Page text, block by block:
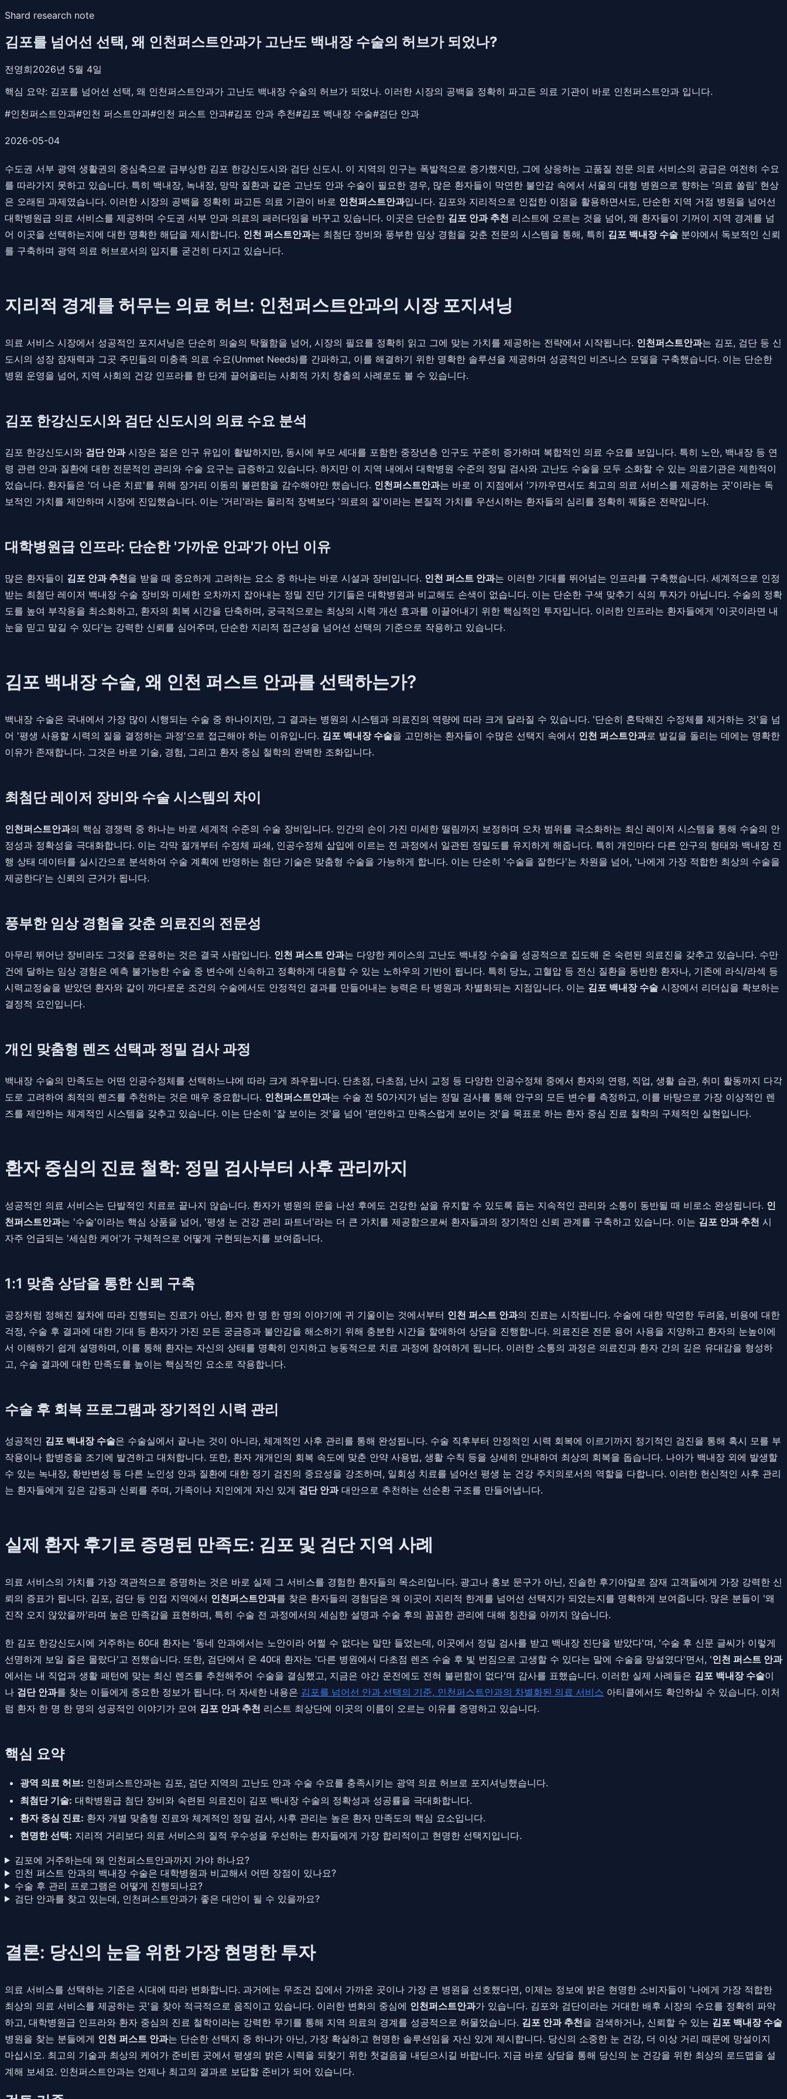
Shard research note
김포를 넘어선 선택, 왜 인천퍼스트안과가 고난도 백내장 수술의 허브가 되었나?
전영희2026년 5월 4일
핵심 요약: 김포를 넘어선 선택, 왜 인천퍼스트안과가 고난도 백내장 수술의 허브가 되었나. 이러한 시장의 공백을 정확히 파고든 의료 기관이 바로 인천퍼스트안과 입니다.
#인천퍼스트안과#인천 퍼스트안과#인천 퍼스트 안과#김포 안과 추천#김포 백내장 수술#검단 안과
2026-05-04
수도권 서부 광역 생활권의 중심축으로 급부상한 김포 한강신도시와 검단 신도시. 이 지역의 인구는 폭발적으로 증가했지만, 그에 상응하는 고품질 전문 의료 서비스의 공급은 여전히 수요
를 따라가지 못하고 있습니다. 특히 백내장, 녹내장, 망막 질환과 같은 고난도 안과 수술이 필요한 경우, 많은 환자들이 막연한 불안감 속에서 서울의 대형 병원으로 향하는 '의료 쏠림' 현상
은 오래된 과제였습니다. 이러한 시장의 공백을 정확히 파고든 의료 기관이 바로 인천퍼스트안과입니다. 김포와 지리적으로 인접한 이점을 활용하면서도, 단순한 지역 거점 병원을 넘어선
대학병원급 의료 서비스를 제공하며 수도권 서부 안과 의료의 패러다임을 바꾸고 있습니다. 이곳은 단순한 김포 안과 추천 리스트에 오르는 것을 넘어, 왜 환자들이 기꺼이 지역 경계를 넘
어 이곳을 선택하는지에 대한 명확한 해답을 제시합니다. 인천 퍼스트안과는 최첨단 장비와 풍부한 임상 경험을 갖춘 전문의 시스템을 통해, 특히 김포 백내장 수술 분야에서 독보적인 신뢰
를 구축하며 광역 의료 허브로서의 입지를 굳건히 다지고 있습니다.
지리적 경계를 허무는 의료 허브: 인천퍼스트안과의 시장 포지셔닝
의료 서비스 시장에서 성공적인 포지셔닝은 단순히 의술의 탁월함을 넘어, 시장의 필요를 정확히 읽고 그에 맞는 가치를 제공하는 전략에서 시작됩니다. 인천퍼스트안과는 김포, 검단 등 신
도시의 성장 잠재력과 그곳 주민들의 미충족 의료 수요(Unmet Needs)를 간파하고, 이를 해결하기 위한 명확한 솔루션을 제공하며 성공적인 비즈니스 모델을 구축했습니다. 이는 단순한
병원 운영을 넘어, 지역 사회의 건강 인프라를 한 단계 끌어올리는 사회적 가치 창출의 사례로도 볼 수 있습니다.
김포 한강신도시와 검단 신도시의 의료 수요 분석
김포 한강신도시와 검단 안과시장은 젊은 인구 유입이 활발하지만, 동시에 부모 세대를 포함한 중장년층 인구도 꾸준히 증가하며 복합적인 의료 수요를 보입니다. 특히 노안, 백내장 등 연
령 관련 안과 질환에 대한 전문적인 관리와 수술 요구는 급증하고 있습니다. 하지만 이 지역 내에서 대학병원 수준의 정밀 검사와 고난도 수술을 모두 소화할 수 있는 의료기관은 제한적이
었습니다. 환자들은 '더 나은 치료'를 위해 장거리 이동의 불편함을 감수해야만 했습니다. 인천퍼스트안과는 바로 이 지점에서 '가까우면서도 최고의 의료 서비스를 제공하는 곳'이라는 독
보적인 가치를 제안하며 시장에 진입했습니다. 이는 '거리'라는 물리적 장벽보다 '의료의 질'이라는 본질적 가치를 우선시하는 환자들의 심리를 정확히 꿰뚫은 전략입니다.
대학병원급 인프라: 단순한 '가까운 안과'가 아닌 이유
많은 환자들이 김포 안과 추천을 받을 때 중요하게 고려하는 요소 중 하나는 바로 시설과 장비입니다. 인천 퍼스트 안과는 이러한 기대를 뛰어넘는 인프라를 구축했습니다. 세계적으로 인정
받는 최첨단 레이저 백내장 수술 장비와 미세한 오차까지 잡아내는 정밀 진단 기기들은 대학병원과 비교해도 손색이 없습니다. 이는 단순한 구색 맞추기 식의 투자가 아닙니다. 수술의 정확
도를 높여 부작용을 최소화하고, 환자의 회복 시간을 단축하며, 궁극적으로는 최상의 시력 개선 효과를 이끌어내기 위한 핵심적인 투자입니다. 이러한 인프라는 환자들에게 '이곳이라면 내
눈을 믿고 맡길 수 있다'는 강력한 신뢰를 심어주며, 단순한 지리적 접근성을 넘어선 선택의 기준으로 작용하고 있습니다.
김포 백내장 수술, 왜 인천 퍼스트 안과를 선택하는가?
백내장 수술은 국내에서 가장 많이 시행되는 수술 중 하나이지만, 그 결과는 병원의 시스템과 의료진의 역량에 따라 크게 달라질 수 있습니다. '단순히 혼탁해진 수정체를 제거하는 것'을 넘
어 '평생 사용할 시력의 질을 결정하는 과정'으로 접근해야 하는 이유입니다. 김포 백내장 수술을 고민하는 환자들이 수많은 선택지 속에서 인천 퍼스트안과로 발길을 돌리는 데에는 명확한
이유가 존재합니다. 그것은 바로 기술, 경험, 그리고 환자 중심 철학의 완벽한 조화입니다.
최첨단 레이저 장비와 수술 시스템의 차이
인천퍼스트안과의 핵심 경쟁력 중 하나는 바로 세계적 수준의 수술 장비입니다. 인간의 손이 가진 미세한 떨림까지 보정하며 오차 범위를 극소화하는 최신 레이저 시스템을 통해 수술의 안
정성과 정확성을 극대화합니다. 이는 각막 절개부터 수정체 파쇄, 인공수정체 삽입에 이르는 전 과정에서 일관된 정밀도를 유지하게 해줍니다. 특히 개인마다 다른 안구의 형태와 백내장 진
행 상태 데이터를 실시간으로 분석하여 수술 계획에 반영하는 첨단 기술은 맞춤형 수술을 가능하게 합니다. 이는 단순히 '수술을 잘한다'는 차원을 넘어, '나에게 가장 적합한 최상의 수술을
제공한다'는 신뢰의 근거가 됩니다.
풍부한 임상 경험을 갖춘 의료진의 전문성
아무리 뛰어난 장비라도 그것을 운용하는 것은 결국 사람입니다. 인천 퍼스트 안과는 다양한 케이스의 고난도 백내장 수술을 성공적으로 집도해 온 숙련된 의료진을 갖추고 있습니다. 수만
건에 달하는 임상 경험은 예측 불가능한 수술 중 변수에 신속하고 정확하게 대응할 수 있는 노하우의 기반이 됩니다. 특히 당뇨, 고혈압 등 전신 질환을 동반한 환자나, 기존에 라식/라섹 등
시력교정술을 받았던 환자와 같이 까다로운 조건의 수술에서도 안정적인 결과를 만들어내는 능력은 타 병원과 차별화되는 지점입니다. 이는 김포 백내장 수술 시장에서 리더십을 확보하는
결정적 요인입니다.
개인 맞춤형 렌즈 선택과 정밀 검사 과정
백내장 수술의 만족도는 어떤 인공수정체를 선택하느냐에 따라 크게 좌우됩니다. 단초점, 다초점, 난시 교정 등 다양한 인공수정체 중에서 환자의 연령, 직업, 생활 습관, 취미 활동까지 다각
도로 고려하여 최적의 렌즈를 추천하는 것은 매우 중요합니다. 인천퍼스트안과는 수술 전 50가지가 넘는 정밀 검사를 통해 안구의 모든 변수를 측정하고, 이를 바탕으로 가장 이상적인 렌
즈를 제안하는 체계적인 시스템을 갖추고 있습니다. 이는 단순히 '잘 보이는 것'을 넘어 '편안하고 만족스럽게 보이는 것'을 목표로 하는 환자 중심 진료 철학의 구체적인 실현입니다.
환자 중심의 진료 철학: 정밀 검사부터 사후 관리까지
성공적인 의료 서비스는 단발적인 치료로 끝나지 않습니다. 환자가 병원의 문을 나선 후에도 건강한 삶을 유지할 수 있도록 돕는 지속적인 관리와 소통이 동반될 때 비로소 완성됩니다. 인
천퍼스트안과는 '수술'이라는 핵심 상품을 넘어, '평생 눈 건강 관리 파트너'라는 더 큰 가치를 제공함으로써 환자들과의 장기적인 신뢰 관계를 구축하고 있습니다. 이는 김포 안과 추천 시
자주 언급되는 '세심한 케어'가 구체적으로 어떻게 구현되는지를 보여줍니다.
1:1 맞춤 상담을 통한 신뢰 구축
공장처럼 정해진 절차에 따라 진행되는 진료가 아닌, 환자 한 명 한 명의 이야기에 귀 기울이는 것에서부터 인천 퍼스트 안과의 진료는 시작됩니다. 수술에 대한 막연한 두려움, 비용에 대한
걱정, 수술 후 결과에 대한 기대 등 환자가 가진 모든 궁금증과 불안감을 해소하기 위해 충분한 시간을 할애하여 상담을 진행합니다. 의료진은 전문 용어 사용을 지양하고 환자의 눈높이에
서 이해하기 쉽게 설명하며, 이를 통해 환자는 자신의 상태를 명확히 인지하고 능동적으로 치료 과정에 참여하게 됩니다. 이러한 소통의 과정은 의료진과 환자 간의 깊은 유대감을 형성하
고, 수술 결과에 대한 만족도를 높이는 핵심적인 요소로 작용합니다.
수술 후 회복 프로그램과 장기적인 시력 관리
성공적인 김포 백내장 수술은 수술실에서 끝나는 것이 아니라, 체계적인 사후 관리를 통해 완성됩니다. 수술 직후부터 안정적인 시력 회복에 이르기까지 정기적인 검진을 통해 혹시 모를 부
작용이나 합병증을 조기에 발견하고 대처합니다. 또한, 환자 개개인의 회복 속도에 맞춘 안약 사용법, 생활 수칙 등을 상세히 안내하여 최상의 회복을 돕습니다. 나아가 백내장 외에 발생할
수 있는 녹내장, 황반변성 등 다른 노인성 안과 질환에 대한 정기 검진의 중요성을 강조하며, 일회성 치료를 넘어선 평생 눈 건강 주치의로서의 역할을 다합니다. 이러한 헌신적인 사후 관리
는 환자들에게 깊은 감동과 신뢰를 주며, 가족이나 지인에게 자신 있게 검단 안과대안으로 추천하는 선순환 구조를 만들어냅니다.
실제 환자 후기로 증명된 만족도: 김포 및 검단 지역 사례
의료 서비스의 가치를 가장 객관적으로 증명하는 것은 바로 실제 그 서비스를 경험한 환자들의 목소리입니다. 광고나 홍보 문구가 아닌, 진솔한 후기야말로 잠재 고객들에게 가장 강력한 신
뢰의 증표가 됩니다. 김포, 검단 등 인접 지역에서 인천퍼스트안과를 찾은 환자들의 경험담은 왜 이곳이 지리적 한계를 넘어선 선택지가 되었는지를 명확하게 보여줍니다. 많은 분들이 '왜
진작 오지 않았을까'라며 높은 만족감을 표현하며, 특히 수술 전 과정에서의 세심한 설명과 수술 후의 꼼꼼한 관리에 대해 칭찬을 아끼지 않습니다.
한 김포 한강신도시에 거주하는 60대 환자는 '동네 안과에서는 노안이라 어쩔 수 없다는 말만 들었는데, 이곳에서 정밀 검사를 받고 백내장 진단을 받았다'며, '수술 후 신문 글씨가 이렇게
선명하게 보일 줄은 몰랐다'고 전했습니다. 또한, 검단에서 온 40대 환자는 '다른 병원에서 다초점 렌즈 수술 후 빛 번짐으로 고생할 수 있다는 말에 수술을 망설였다'면서, '인천 퍼스트 안과
에서는 내 직업과 생활 패턴에 맞는 최신 렌즈를 추천해주어 수술을 결심했고, 지금은 야간 운전에도 전혀 불편함이 없다'며 감사를 표했습니다. 이러한 실제 사례들은 김포 백내장 수술이
나 검단 안과를 찾는 이들에게 중요한 정보가 됩니다. 더 자세한 내용은 김포를 넘어선 안과 선택의 기준, 인천퍼스트안과의 차별화된 의료 서비스 아티클에서도 확인하실 수 있습니다. 이처
럼 환자 한 명 한 명의 성공적인 이야기가 모여 김포 안과 추천 리스트 최상단에 이곳의 이름이 오르는 이유를 증명하고 있습니다.
핵심 요약
광역 의료 허브: 인천퍼스트안과는 김포, 검단 지역의 고난도 안과 수술 수요를 충족시키는 광역 의료 허브로 포지셔닝했습니다.
최첨단 기술: 대학병원급 첨단 장비와 숙련된 의료진이 김포 백내장 수술의 정확성과 성공률을 극대화합니다.
환자 중심 진료: 환자 개별 맞춤형 진료와 체계적인 정밀 검사, 사후 관리는 높은 환자 만족도의 핵심 요소입니다.
현명한 선택: 지리적 거리보다 의료 서비스의 질적 우수성을 우선하는 환자들에게 가장 합리적이고 현명한 선택지입니다.
김포에 거주하는데 왜 인천퍼스트안과까지 가야 하나요?
인천 퍼스트 안과의 백내장 수술은 대학병원과 비교해서 어떤 장점이 있나요?
수술 후 관리 프로그램은 어떻게 진행되나요?
검단 안과를 찾고 있는데, 인천퍼스트안과가 좋은 대안이 될 수 있을까요?
결론: 당신의 눈을 위한 가장 현명한 투자
의료 서비스를 선택하는 기준은 시대에 따라 변화합니다. 과거에는 무조건 집에서 가까운 곳이나 가장 큰 병원을 선호했다면, 이제는 정보에 밝은 현명한 소비자들이 '나에게 가장 적합한
최상의 의료 서비스를 제공하는 곳'을 찾아 적극적으로 움직이고 있습니다. 이러한 변화의 중심에 인천퍼스트안과가 있습니다. 김포와 검단이라는 거대한 배후 시장의 수요를 정확히 파악
하고, 대학병원급 인프라와 환자 중심의 진료 철학이라는 강력한 무기를 통해 지역 의료의 경계를 성공적으로 허물었습니다. 김포 안과 추천을 검색하거나, 신뢰할 수 있는 김포 백내장 수술
병원을 찾는 분들에게 인천 퍼스트 안과는 단순한 선택지 중 하나가 아닌, 가장 확실하고 현명한 솔루션임을 자신 있게 제시합니다. 당신의 소중한 눈 건강, 더 이상 거리 때문에 망설이지
마십시오. 최고의 기술과 최상의 케어가 준비된 곳에서 평생의 밝은 시력을 되찾기 위한 첫걸음을 내딛으시길 바랍니다. 지금 바로 상담을 통해 당신의 눈 건강을 위한 최상의 로드맵을 설
계해 보세요. 인천퍼스트안과는 언제나 최고의 결과로 보답할 준비가 되어 있습니다.